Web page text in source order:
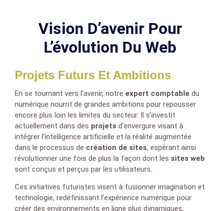
Vision D’avenir Pour
L’évolution Du Web
Projets Futurs Et Ambitions
En se tournant vers l’avenir, notre expert comptable du
numérique nourrit de grandes ambitions pour repousser
encore plus loin les limites du secteur. Il s’investit
actuellement dans des projets d’envergure visant à
intégrer l’intelligence artificielle et la réalité augmentée
dans le processus de création de sites, espérant ainsi
révolutionner une fois de plus la façon dont les sites web
sont conçus et perçus par les utilisateurs.
Ces initiatives futuristes visent à fusionner imagination et
technologie, redéfinissant l’expérience numérique pour
créer des environnements en ligne plus dynamiques,